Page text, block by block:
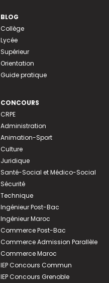
BLOG
Collège
Lycée
Supérieur
Orientation
Guide pratique
CONCOURS
CRPE
Administration
Animation-Sport
Culture
Juridique
Santé-Social et Médico-Social
Sécurité
Technique
Ingénieur Post-Bac
Ingénieur Maroc
Commerce Post-Bac
Commerce Admission Parallèle
Commerce Maroc
IEP Concours Commun
IEP Concours Grenoble